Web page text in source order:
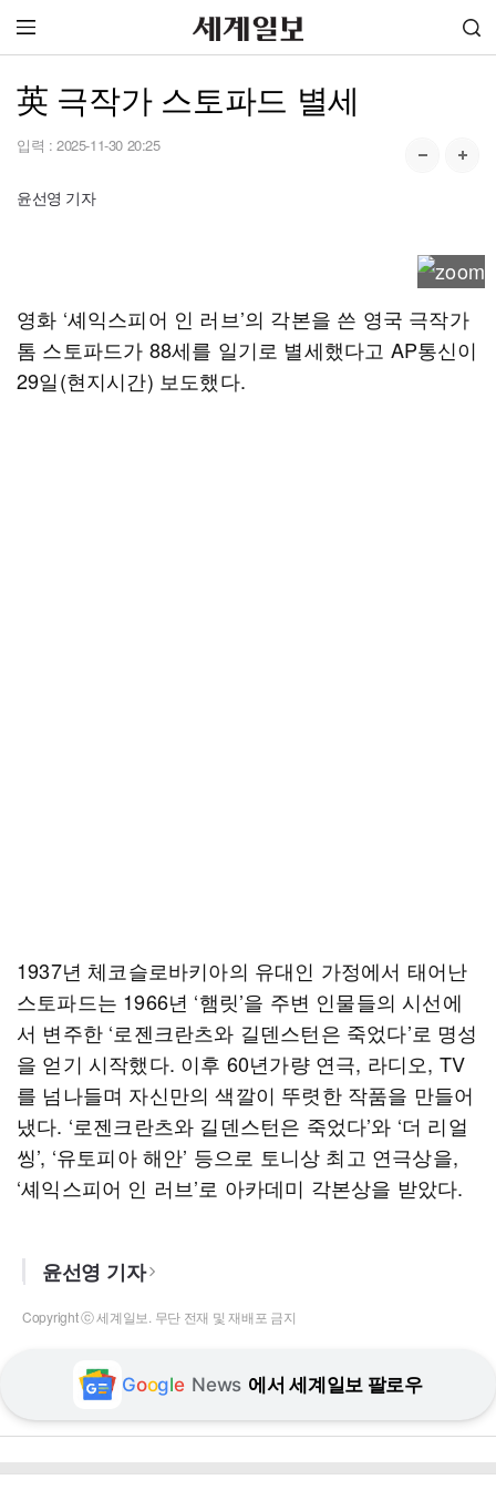
英 극작가 스토파드 별세
입력 : 2025-11-30 20:25
윤선영 기자
영화 ‘셰익스피어 인 러브’의 각본을 쓴 영국 극작가
톰 스토파드가 88세를 일기로 별세했다고 AP통신이
29일(현지시간) 보도했다.
1937년 체코슬로바키아의 유대인 가정에서 태어난
스토파드는 1966년 ‘햄릿’을 주변 인물들의 시선에
서 변주한 ‘로젠크란츠와 길덴스턴은 죽었다’로 명성
을 얻기 시작했다. 이후 60년가량 연극, 라디오, TV
를 넘나들며 자신만의 색깔이 뚜렷한 작품을 만들어
냈다. ‘로젠크란츠와 길덴스턴은 죽었다’와 ‘더 리얼
씽’, ‘유토피아 해안’ 등으로 토니상 최고 연극상을,
‘셰익스피어 인 러브’로 아카데미 각본상을 받았다.
윤선영 기자
Copyright ⓒ 세계일보. 무단 전재 및 재배포 금지
Google News 에서 세계일보 팔로우